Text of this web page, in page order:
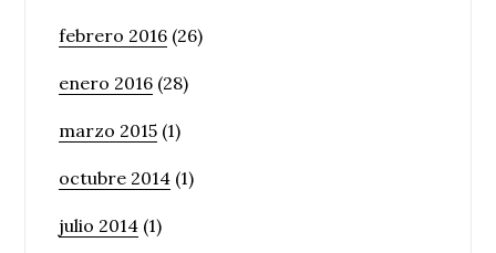
febrero 2016 (26)
enero 2016 (28)
marzo 2015 (1)
octubre 2014 (1)
julio 2014 (1)